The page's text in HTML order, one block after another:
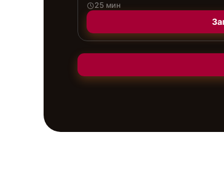
25 мин